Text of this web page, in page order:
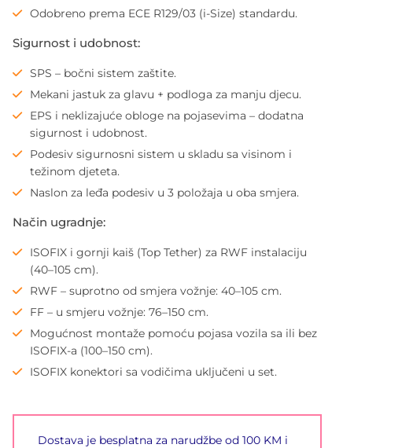
Odobreno prema ECE R129/03 (i-Size) standardu.
Sigurnost i udobnost:
SPS – bočni sistem zaštite.
Mekani jastuk za glavu + podloga za manju djecu.
EPS i neklizajuće obloge na pojasevima – dodatna
sigurnost i udobnost.
Podesiv sigurnosni sistem u skladu sa visinom i
težinom djeteta.
Naslon za leđa podesiv u 3 položaja u oba smjera.
Način ugradnje:
ISOFIX i gornji kaiš (Top Tether) za RWF instalaciju
(40–105 cm).
RWF – suprotno od smjera vožnje: 40–105 cm.
FF – u smjeru vožnje: 76–150 cm.
Mogućnost montaže pomoću pojasa vozila sa ili bez
ISOFIX-a (100–150 cm).
ISOFIX konektori sa vodičima uključeni u set.
Dostava je besplatna za narudžbe od 100 KM i